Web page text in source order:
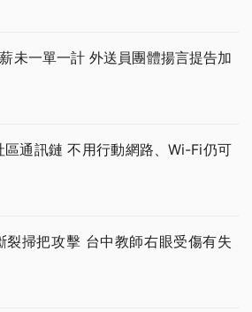
未一單一計 外送員團體揚言提告加
區通訊鏈 不用行動網路、Wi-Fi仍可
裂掃把攻擊 台中教師右眼受傷有失